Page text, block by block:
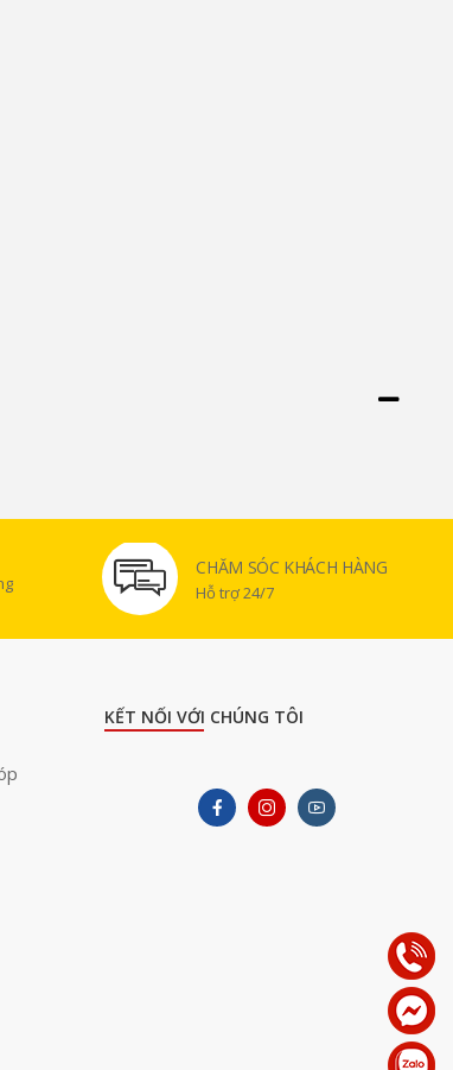
CHĂM SÓC KHÁCH HÀNG
Hỗ trợ 24/7
KẾT NỐI VỚI CHÚNG TÔI